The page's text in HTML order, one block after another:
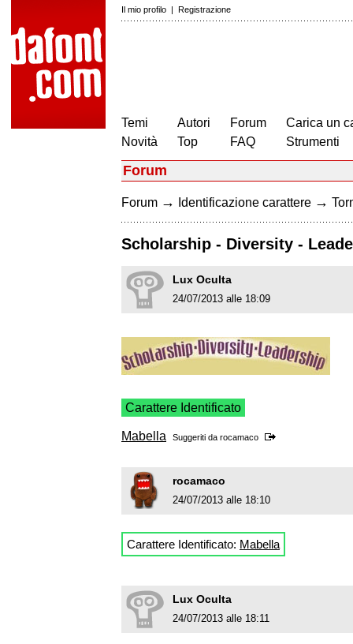
Il mio profilo | Registrazione
Temi
Novità
Autori
Top
Forum
FAQ
Carica un
Strumenti
Forum
Forum → Identificazione carattere →
Scholarship - Diversity -
Lux Oculta
24/07/2013 alle 18:09
Carattere Identificato
Mabella Suggeriti da rocamaco
rocamaco
24/07/2013 alle 18:10
Carattere Identificato: Mabella
Lux Oculta
24/07/2013 alle 18:11